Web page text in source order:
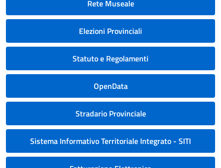
Rete Museale
Elezioni Provinciali
Statuto e Regolamenti
OpenData
Stradario Provinciale
Sistema Informativo Territoriale Integrato - SITI